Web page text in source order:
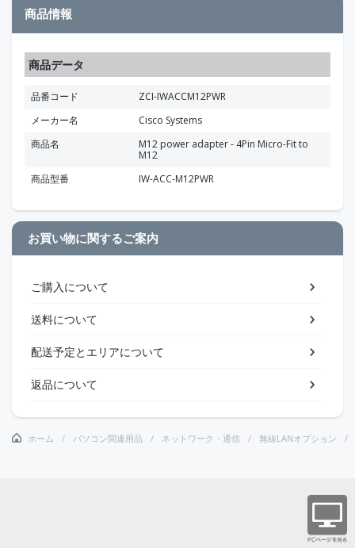
商品情報
商品データ
品番コード
ZCI-IWACCM12PWR
メーカー名
Cisco Systems
商品名
M12 power adapter - 4Pin Micro-Fit to
M12
商品型番
IW-ACC-M12PWR
お買い物に関するご案内
ご購入について
送料について
配送予定とエリアについて
返品について
ホーム パソコン関連用品 ネットワーク・通信 無線LANオプション